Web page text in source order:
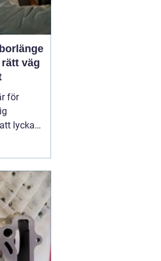
väg
för
lyckas
valet
en
a...